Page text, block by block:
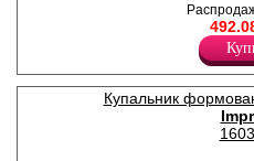
Купальник
раздельный с
принтом.
плотными
чашками на
слипы с
широким
XL-48, 2XL-50,
54, 5XL-56.
Купальник